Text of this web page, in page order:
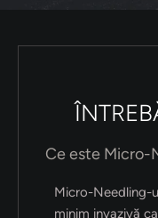
Ce este Micro-
Micro-Needling-
minim invazivă